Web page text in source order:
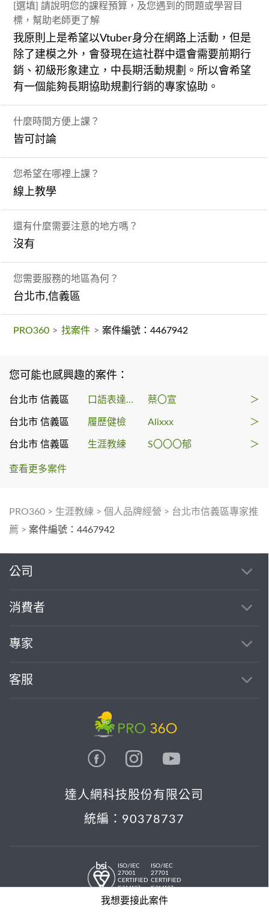
[選填] 請說明您的課程預算，及您遇到的問題或學習目
標，幫助老師更了解
我原則上是希望以Vtuber身分在網路上活動，但是
除了建模之外，會發現在這社群中還會需要前期行
銷、初級形象建立，中長期活動規劃。所以會希望
有一個能夠長期協助規劃行銷的專家協助。
什麼時間方便上課？
皆可討論
您希望在哪裡上課？
線上教學
還有什麼需要注意的地方嗎？
沒有
您需要服務的地區為何？
台北市,信義區
PRO360 > 找案件 > 案件編號：4467942
您可能也感興趣的案件：
台北市 信義區 口語表達課程 蔡〇宣 ＞
台北市 信義區 履歷健檢 Alixxx ＞
台北市 信義區 生涯教練 S〇〇〇郁 ＞
查看更多案件
PRO360 > 生涯教練 > 個人品牌經營 > 台北市信義區專家推
薦 > 案件編號：4467942
我想要接此案件
公司
消費者
專家
客服
達人網科技股份有限公司
統編：90378737
ISO/IEC
27001
CERTIFIED
IS 814197
ISO/IEC
27701
CERTIFIED
IS 814197
© 2026 PRO36O. All rights reserved.